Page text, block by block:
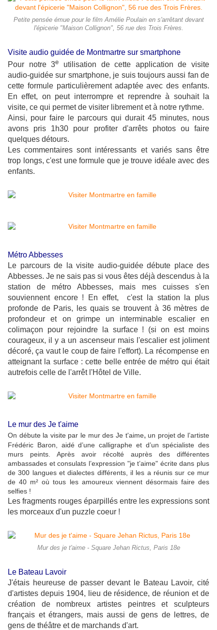
Petite pensée émue pour le film Amélie Poulain en s'arrêtant devant
l'épicerie "Maison Collignon", 56 rue des Trois Frères.
Visite audio guidée de Montmartre sur smartphone
Pour notre 3e utilisation de cette application de visite
audio-guidée sur smartphone, je suis toujours aussi fan de
cette formule particulièrement adaptée avec des enfants.
En effet, on peut interrompre et reprendre à souhait la
visite, ce qui permet de visiter librement et à notre rythme.
Ainsi, pour faire le parcours qui durait 45 minutes, nous
avons pris 1h30 pour profiter d'arrêts photos ou faire
quelques détours.
Les commentaires sont intéressants et variés sans être
trop longs, c'est une formule que je trouve idéale avec des
enfants.
Métro Abbesses
Le parcours de la visite audio-guidée débute place des
Abbesses. Je ne sais pas si vous êtes déjà descendus à la
station de métro Abbesses, mais mes cuisses s'en
souviennent encore ! En effet, c'est la station la plus
profonde de Paris, les quais se trouvent à 36 mètres de
profondeur et on grimpe un interminable escalier en
colimaçon pour rejoindre la surface ! (si on est moins
courageux, il y a un ascenseur mais l'escalier est joliment
décoré, ça vaut le coup de faire l'effort). La récompense en
atteignant la surface : cette belle entrée de métro qui était
autrefois celle de l'arrêt l'Hôtel de Ville.
Le mur des Je t'aime
On débute la visite par le mur des Je t'aime, un projet de l’artiste
Frédéric Baron, aidé d’une calligraphe et d’un spécialiste des
murs peints. Après avoir récolté auprès des différentes
ambassades et consulats l’expression "je t’aime" écrite dans plus
de 300 langues et dialectes différents, il les a réunis sur ce mur
de 40 m² où tous les amoureux viennent désormais faire des
selfies !
Les fragments rouges éparpillés entre les expressions sont
les morceaux d'un puzzle coeur !
Mur des je t'aime - Square Jehan Rictus, Paris 18e
Le Bateau Lavoir
J'étais heureuse de passer devant le Bateau Lavoir, cité
d'artistes depuis 1904, lieu de résidence, de réunion et de
création de nombreux artistes peintres et sculpteurs
français et étrangers, mais aussi de gens de lettres, de
gens de théâtre et de marchands d'art.